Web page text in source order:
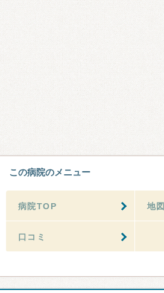
この病院のメニュー
病院TOP 地図
口コミ